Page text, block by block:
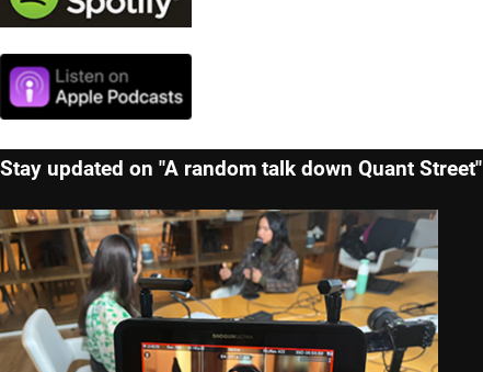
Stay updated on "A random talk down Quant Street"